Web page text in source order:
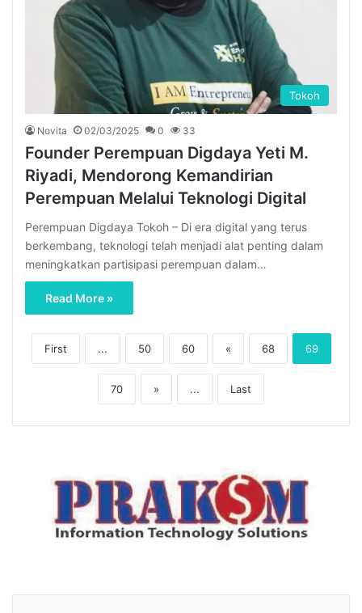
Tokoh
Novita 02/03/2025 0 33
Founder Perempuan Digdaya Yeti M.
Riyadi, Mendorong Kemandirian
Perempuan Melalui Teknologi Digital
Perempuan Digdaya Tokoh – Di era digital yang terus
berkembang, teknologi telah menjadi alat penting dalam
meningkatkan partisipasi perempuan dalam…
Read More »
First ... 50 60 « 68 69
70 » ... Last